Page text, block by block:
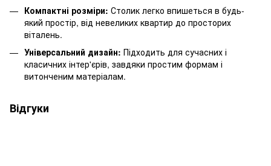
Компактні розміри: Столик легко впишеться в будь-
який простір, від невеликих квартир до просторих
віталень.
Універсальний дизайн: Підходить для сучасних і
класичних інтер'єрів, завдяки простим формам і
витонченим матеріалам.
Відгуки